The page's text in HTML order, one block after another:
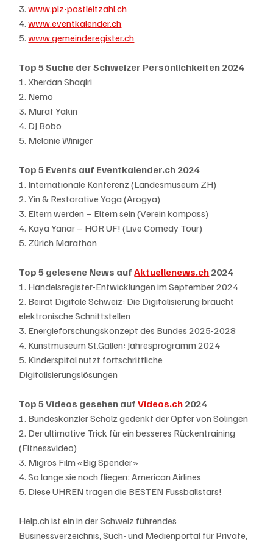
3. www.plz-postleitzahl.ch
4. www.eventkalender.ch
5. www.gemeinderegister.ch
Top 5 Suche der Schweizer Persönlichkeiten 2024
1. Xherdan Shaqiri
2. Nemo
3. Murat Yakin
4. DJ Bobo
5. Melanie Winiger
Top 5 Events auf Eventkalender.ch 2024
1. Internationale Konferenz (Landesmuseum ZH)
2. Yin & Restorative Yoga (Arogya)
3. Eltern werden – Eltern sein (Verein kompass)
4. Kaya Yanar – HÖR UF! (Live Comedy Tour)
5. Zürich Marathon
Top 5 gelesene News auf Aktuellenews.ch 2024
1. Handelsregister-Entwicklungen im September 2024
2. Beirat Digitale Schweiz: Die Digitalisierung braucht
elektronische Schnittstellen
3. Energieforschungskonzept des Bundes 2025-2028
4. Kunstmuseum St.Gallen: Jahresprogramm 2024
5. Kinderspital nutzt fortschrittliche
Digitalisierungslösungen
Top 5 Videos gesehen auf Videos.ch 2024
1. Bundeskanzler Scholz gedenkt der Opfer von Solingen
2. Der ultimative Trick für ein besseres Rückentraining
(Fitnessvideo)
3. Migros Film «Big Spender»
4. So lange sie noch fliegen: American Airlines
5. Diese UHREN tragen die BESTEN Fussballstars!
Help.ch ist ein in der Schweiz führendes
Businessverzeichnis, Such- und Medienportal für Private,